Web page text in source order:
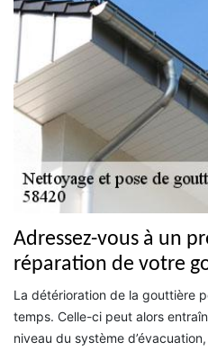
Adressez-vous à un
réparation de votre
La détérioration de la gouttière
temps. Celle-ci peut alors
niveau du système